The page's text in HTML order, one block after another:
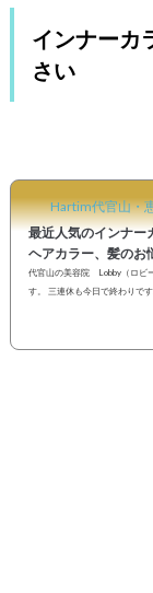
インナーカ
さい
Hartim代官山・
最近人気のインナー
ヘアカラー、髪のお
代官山の美容院 Lobby（ロビ
す。 三連休も今日で終わりで